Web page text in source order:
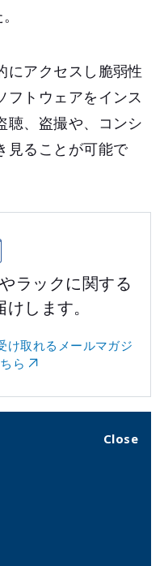
にアクセスし脆弱性
フトウェアをインス
聴、盗撮や、コンシ
見ることが可能で
ラックに関する
します。
け取れるメールマガジ
ら